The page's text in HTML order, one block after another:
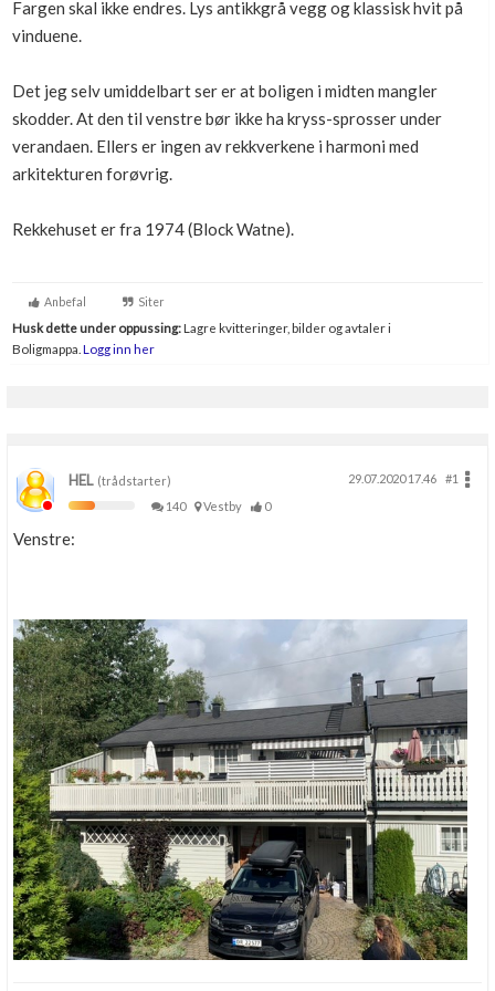
Boligmappa+
Få mer ut av Boligmappa
Fargen skal ikke endres. Lys antikkgrå vegg og klassisk hvit på
vinduene.
Det jeg selv umiddelbart ser er at boligen i midten mangler
skodder. At den til venstre bør ikke ha kryss-sprosser under
verandaen. Ellers er ingen av rekkverkene i harmoni med
arkitekturen forøvrig.
Rekkehuset er fra 1974 (Block Watne).
Anbefal Siter
Husk dette under oppussing:Lagre kvitteringer, bilder og avtaler i
Boligmappa. Logg inn her
HEL(trådstarter) 29.07.2020 17.46
#1
140
Vestby 0
Venstre: